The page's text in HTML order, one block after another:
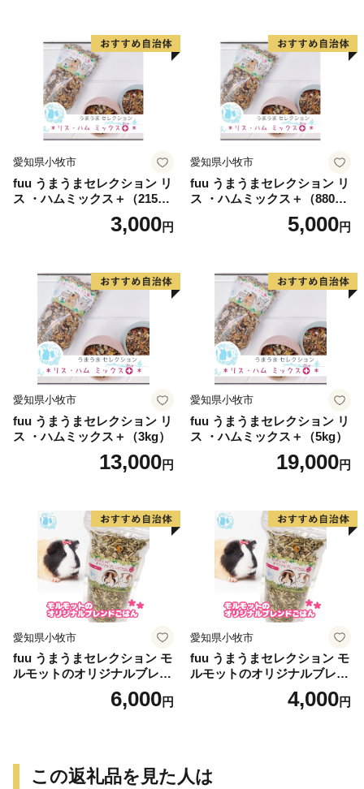
愛知県小牧市
fuu うまうまセレクション リ
ス ・ハムミックス＋（215
3,000円
愛知県小牧市
fuu うまうまセレクション リ
ス ・ハムミックス＋（880
5,000円
愛知県小牧市
fuu うまうまセレクション リ
ス ・ハムミックス＋（3kg）
13,000円
愛知県小牧市
fuu うまうまセレクション リ
ス ・ハムミックス＋（5kg）
19,000円
愛知県小牧市
fuu うまうまセレクション モ
ルモットのオリジナルブレン
6,000円
愛知県小牧市
fuu うまうまセレクション モ
ルモットのオリジナルブレン
4,000円
この返礼品を見た人は